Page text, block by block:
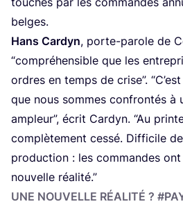
belges.
Hans Car­dyn, porte-parole de
“com­pré­hen­sible que les
ordres en temps de crise”. “
que nous sommes confron­tés à
ampleur”, écrit Car­dyn. “Au
com­plè­te­ment ces­sé. Dif­fi­cile
pro­duc­tion : les com­mandes
nou­velle réalité.”
UNE NOU­VELLE RÉA­LI­TÉ ?